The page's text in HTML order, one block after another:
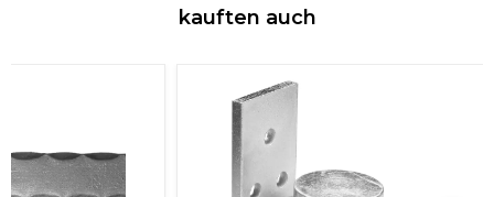
kauften auch